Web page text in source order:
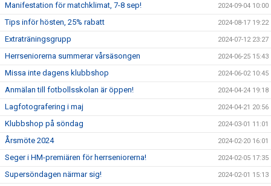
Manifestation för matchklimat, 7-8 sep! 2024-09-04 10:00
Tips inför hösten, 25% rabatt 2024-08-17 19:22
Extraträningsgrupp 2024-07-12 23:27
Herrseniorerna summerar vårsäsongen 2024-06-25 15:43
Missa inte dagens klubbshop 2024-06-02 10:45
Anmälan till fotbollsskolan är öppen! 2024-04-24 19:18
Lagfotografering i maj 2024-04-21 20:56
Klubbshop på söndag 2024-03-01 11:01
Årsmöte 2024 2024-02-20 16:01
Seger i HM-premiären för herrseniorerna! 2024-02-05 17:35
Supersöndagen närmar sig! 2024-02-01 15:13